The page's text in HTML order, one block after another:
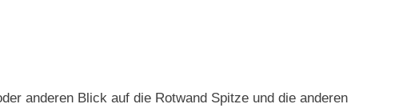
anderen Blick auf die Rotwand Spitze und die anderen